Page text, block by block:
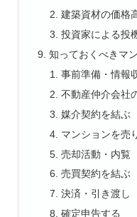
建築資材の価格
投資家による投
知っておくべきマ
事前準備・情報
不動産仲介会社
媒介契約を結ぶ
マンションを売
売却活動・内覧
売買契約を結ぶ
決済・引き渡し
確定申告する